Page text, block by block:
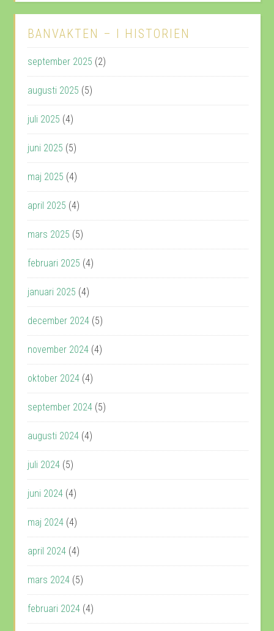
BANVAKTEN – I HISTORIEN
september 2025 (2)
augusti 2025 (5)
juli 2025 (4)
juni 2025 (5)
maj 2025 (4)
april 2025 (4)
mars 2025 (5)
februari 2025 (4)
januari 2025 (4)
december 2024 (5)
november 2024 (4)
oktober 2024 (4)
september 2024 (5)
augusti 2024 (4)
juli 2024 (5)
juni 2024 (4)
maj 2024 (4)
april 2024 (4)
mars 2024 (5)
februari 2024 (4)